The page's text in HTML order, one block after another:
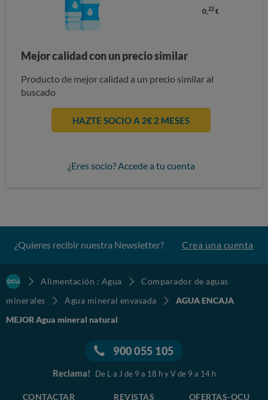
0,22 €
Mejor calidad con un precio similar
Producto de mejor calidad a un precio similar al
buscado
HAZTE SOCIO A 2€ 2 MESES
¿Eres socio? Accede a tu cuenta
¿Quieres recibir nuestra Newsletter? Crea una cuenta
Alimentación : Agua
Comparador de aguas
minerales
Agua mineral envasada
AGUA ENCAJA
MEJOR Agua mineral natural
900 055 105
Reclama! De L a J de 9 a 18 h y V de 9 a 14 h
CONTACTAR REVISTAS OFERTAS-OCU